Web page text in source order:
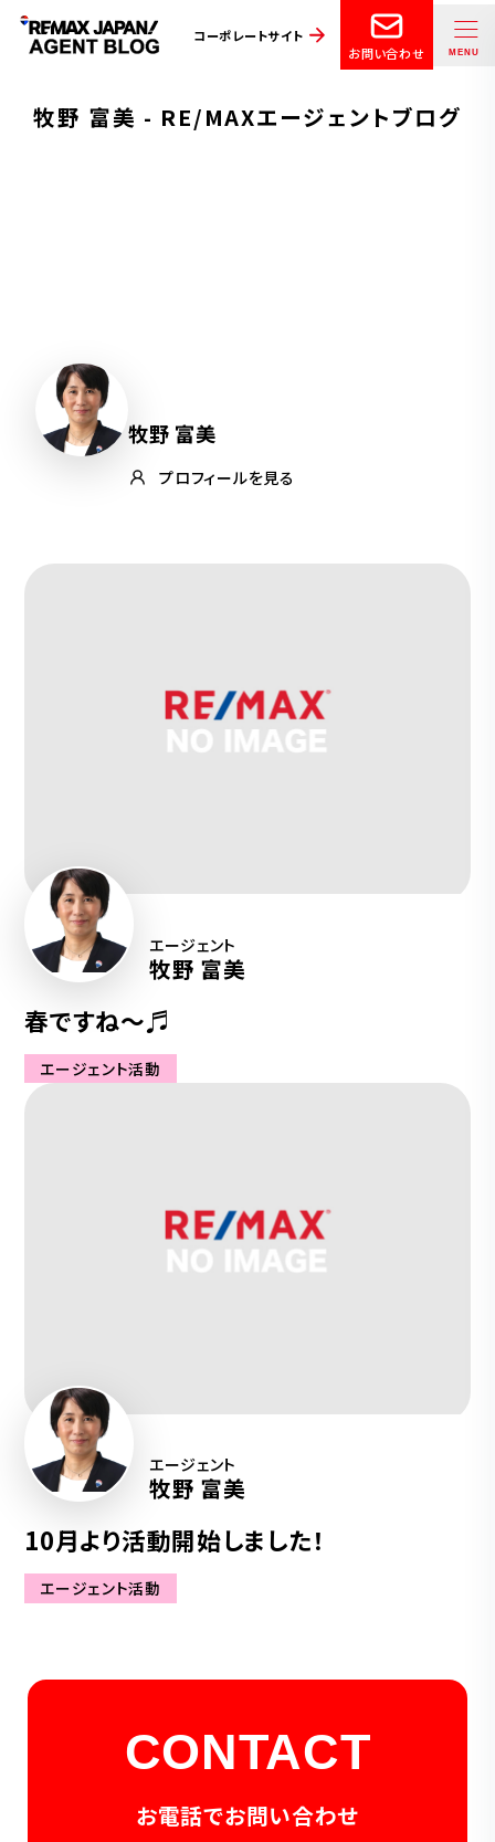
コーポレートサイト
お問い合わせ
牧野 富美 - RE/MAXエージェントブログ
牧野 富美
プロフィールを見る
エージェント
牧野 富美
春ですね～♬
エージェント活動
エージェント
牧野 富美
10月より活動開始しました！
エージェント活動
CONTACT
お電話でお問い合わせ